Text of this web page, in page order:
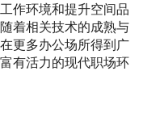
作环境和提升空间品
着相关技术的成熟与
更多办公场所得到广
有活力的现代职场环